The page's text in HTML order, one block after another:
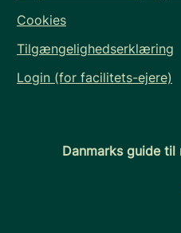
Cookies
Tilgængelighedserklæring
Login (for facilitets-ejere)
Danmarks guide